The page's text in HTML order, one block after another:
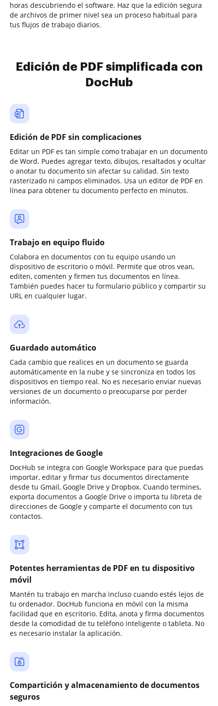
horas descubriendo el software. Haz que la edición segura
de archivos de primer nivel sea un proceso habitual para
tus flujos de trabajo diarios.
Edición de PDF simplificada con
DocHub
Edición de PDF sin complicaciones
Editar un PDF es tan simple como trabajar en un documento
de Word. Puedes agregar texto, dibujos, resaltados y ocultar
o anotar tu documento sin afectar su calidad. Sin texto
rasterizado ni campos eliminados. Usa un editor de PDF en
línea para obtener tu documento perfecto en minutos.
Trabajo en equipo fluido
Colabora en documentos con tu equipo usando un
dispositivo de escritorio o móvil. Permite que otros vean,
editen, comenten y firmen tus documentos en línea.
También puedes hacer tu formulario público y compartir su
URL en cualquier lugar.
Guardado automático
Cada cambio que realices en un documento se guarda
automáticamente en la nube y se sincroniza en todos los
dispositivos en tiempo real. No es necesario enviar nuevas
versiones de un documento o preocuparse por perder
información.
Integraciones de Google
DocHub se integra con Google Workspace para que puedas
importar, editar y firmar tus documentos directamente
desde tu Gmail, Google Drive y Dropbox. Cuando termines,
exporta documentos a Google Drive o importa tu libreta de
direcciones de Google y comparte el documento con tus
contactos.
Potentes herramientas de PDF en tu dispositivo
móvil
Mantén tu trabajo en marcha incluso cuando estés lejos de
tu ordenador. DocHub funciona en móvil con la misma
facilidad que en escritorio. Edita, anota y firma documentos
desde la comodidad de tu teléfono inteligente o tableta. No
es necesario instalar la aplicación.
Compartición y almacenamiento de documentos
seguros